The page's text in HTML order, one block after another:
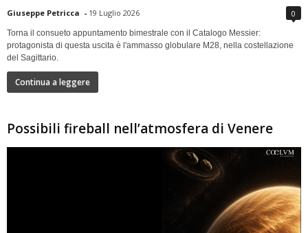
Giuseppe Petricca - 19 Luglio 2026 0
Torna il consueto appuntamento bimestrale con il Catalogo Messier:
protagonista di questa uscita è l'ammasso globulare M28, nella costellazione
del Sagittario.
Continua a leggere
Possibili fireball nell’atmosfera di Venere